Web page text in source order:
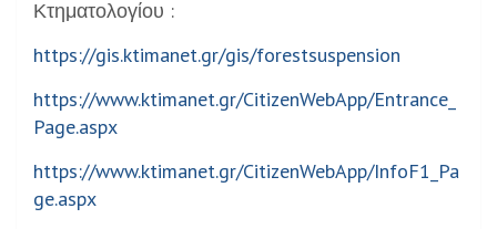
Κτηματολογίου :
https://gis.ktimanet.gr/gis/forestsuspension
https://www.ktimanet.gr/CitizenWebApp/Entrance_
Page.aspx
https://www.ktimanet.gr/CitizenWebApp/InfoF1_Pa
ge.aspx